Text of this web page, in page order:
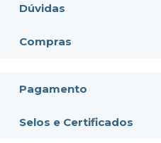
Dúvidas
Compras
Pagamento
Selos e Certificados